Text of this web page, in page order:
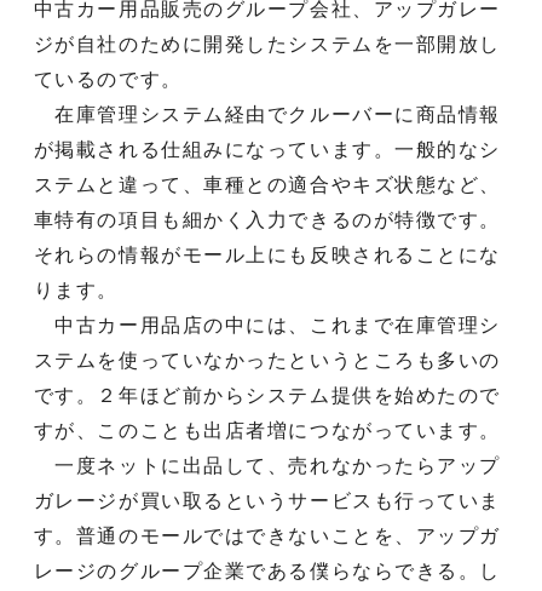
中古カー用品販売のグループ会社、アップガレー
ジが自社のために開発したシステムを一部開放し
ているのです。
在庫管理システム経由でクルーバーに商品情報
が掲載される仕組みになっています。一般的なシ
ステムと違って、車種との適合やキズ状態など、
車特有の項目も細かく入力できるのが特徴です。
それらの情報がモール上にも反映されることにな
ります。
中古カー用品店の中には、これまで在庫管理シ
ステムを使っていなかったというところも多いの
です。２年ほど前からシステム提供を始めたので
すが、このことも出店者増につながっています。
一度ネットに出品して、売れなかったらアップ
ガレージが買い取るというサービスも行っていま
す。普通のモールではできないことを、アップガ
レージのグループ企業である僕らならできる。し